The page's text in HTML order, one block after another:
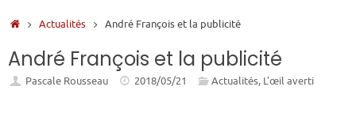
Accueil
Actualités André François et la publicité
André François et la publicité
Pascale Rousseau 2018/05/21 Actualités, L’œil averti